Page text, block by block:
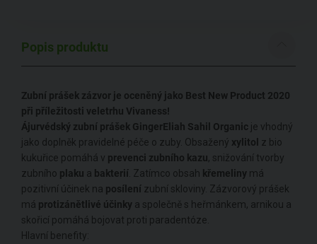
Popis produktu
Zubní prášek zázvor je oceněný jako Best New Product 2020
při příležitosti veletrhu Vivaness!
Ájurvédský zubní prášek GingerEliah Sahil Organic je vhodný
jako doplněk pravidelné péče o zuby. Obsažený xylitol z bio
kukuřice pomáhá v prevenci zubního kazu, snižování tvorby
zubního plaku a bakterií. Zatímco obsah křemeliny má
pozitivní účinek na posílení zubní skloviny. Zázvorový prášek
má protizánětlivé účinky a společně s heřmánkem, arnikou a
skořicí pomáhá bojovat proti paradentóze.
Hlavní benefity: